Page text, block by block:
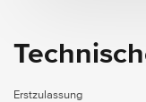
Erstzulassung